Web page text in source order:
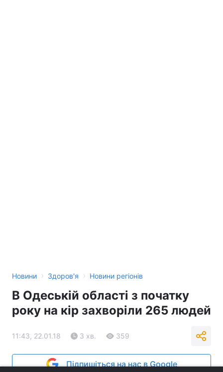
Новини › Здоров'я › Новини регіонів
В Одеській області з початку
року на кір захворіли 265 людей
11:43, 22.01.18 3 хв. 359
Підпишіться на нас в Google